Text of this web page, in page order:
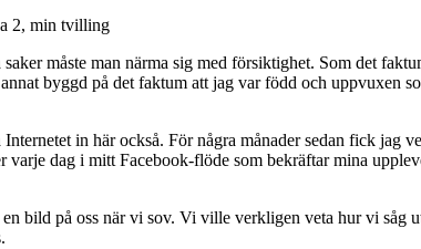
2, min tvilling
måste man närma sig med försiktighet. Som det
byggd på det faktum att jag var född och
in här också. För några månader sedan fick
dag i mitt Facebook-flöde som bekräftar mina
bild på oss när vi sov. Vi ville verkligen veta hur vi